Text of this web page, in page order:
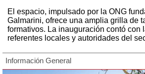
El espacio, impulsado por la ONG
Galmarini, ofrece una amplia grilla de
formativos. La inauguración contó con
referentes locales y autoridades del
Información General